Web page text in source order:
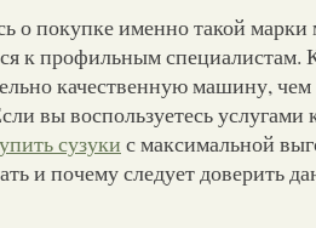
о покупке именно такой
к профильным специалистам.
качественную машину,
вы воспользуетесь
сузуки с максимальной
и почему следует доверить